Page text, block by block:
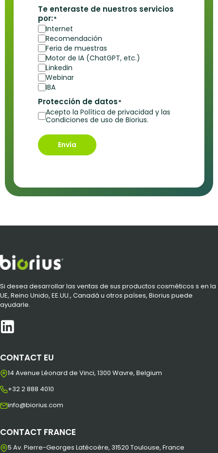
Te enteraste de nuestros servicios
por:*
Internet
Recomendación
Feria de muestras
Motor de IA (ChatGPT, etc.)
Linkedin
Webinar
IBA
Protección de datos*
Acepto la Política de privacidad y las
Condiciones de uso de Biorius.
Envía
Si desea desarrollar las ventas de sus productos cosméticos s en la
UE, Reino Unido, EE.UU., Canadá u otros países, Biorius puede
ayudarle.
CONTACT EU
14 Avenue Léonard de Vinci, 1300 Wavre, Belgium
+32 2 888 4010
info@biorius.com
CONTACT FRANCE
5 Av. Pierre-Georges Latécoère, 31520 Toulouse, France